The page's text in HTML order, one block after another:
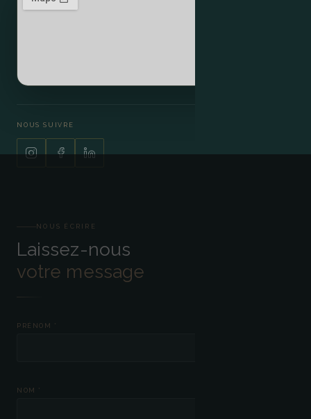
NOUS SUIVRE
NOUS ÉCRIRE
Laissez-nous
votre message
PRÉNOM *
NOM *